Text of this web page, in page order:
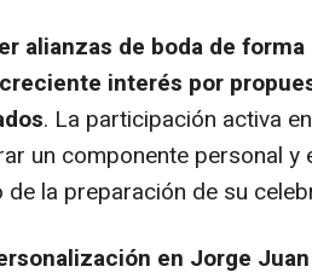
alianzas de boda de
interés por
. La participación activa
un componente personal y
la preparación de su
en Jorge